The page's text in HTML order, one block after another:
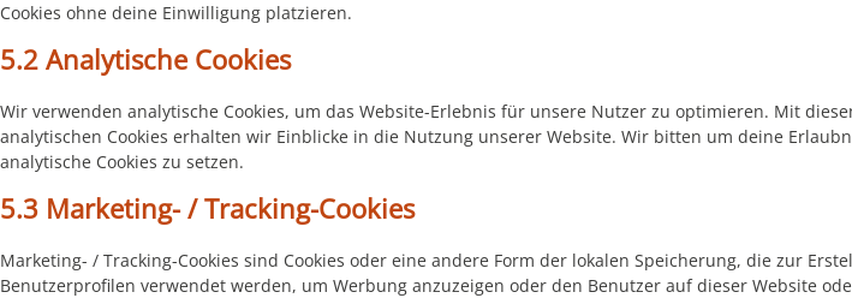
Cookies ohne deine Einwilligung platzieren.
5.2 Analytische Cookies
Wir verwenden analytische Cookies, um das Website-Erlebnis für unsere Nutzer zu optimieren. Mit
analytischen Cookies erhalten wir Einblicke in die Nutzung unserer Website. Wir bitten um deine
analytische Cookies zu setzen.
5.3 Marketing- / Tracking-Cookies
Marketing- / Tracking-Cookies sind Cookies oder eine andere Form der lokalen Speicherung, die zur
Benutzerprofilen verwendet werden, um Werbung anzuzeigen oder den Benutzer auf dieser Website